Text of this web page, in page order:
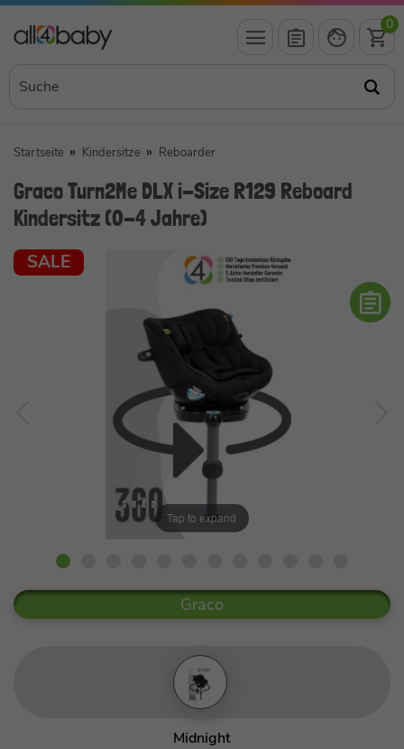
0
Startseite Kindersitze Reboarder
Graco Turn2Me DLX i-Size R129 Reboard
Kindersitz (0-4 Jahre)
SALE
Tap to expand
Graco
Midnight